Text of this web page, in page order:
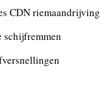
CDN riemaandrijving
schijfremmen